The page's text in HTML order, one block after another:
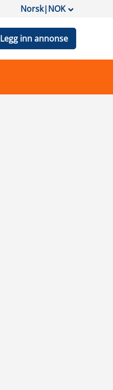
Norsk|NOK
Legg inn annonse